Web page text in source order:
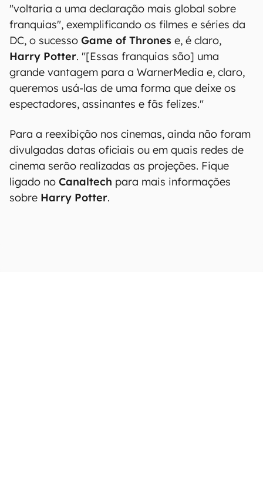
"voltaria a uma declaração mais global sobre
franquias", exemplificando os filmes e séries da
DC, o sucesso Game of Thrones e, é claro,
Harry Potter. "[Essas franquias são] uma
grande vantagem para a WarnerMedia e, claro,
queremos usá-las de uma forma que deixe os
espectadores, assinantes e fãs felizes."
Para a reexibição nos cinemas, ainda não foram
divulgadas datas oficiais ou em quais redes de
cinema serão realizadas as projeções. Fique
ligado no Canaltech para mais informações
sobre Harry Potter.